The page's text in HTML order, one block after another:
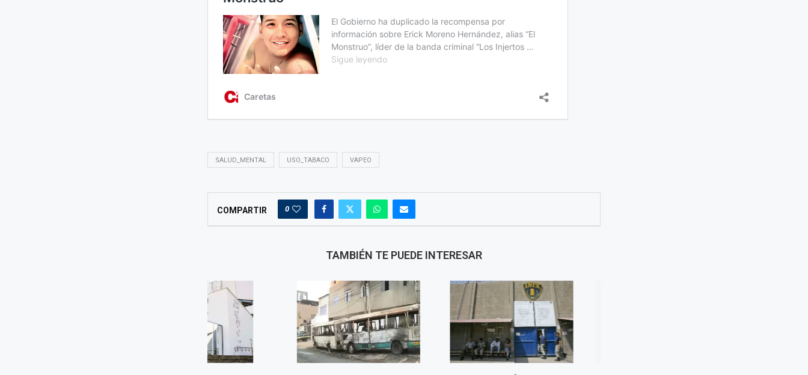
SALUD_MENTAL USO_TABACO VAPEO
COMPARTIR 0
TAMBIÉN TE PUEDE INTERESAR